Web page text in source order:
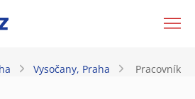
Vysočany, Praha Pracovník/